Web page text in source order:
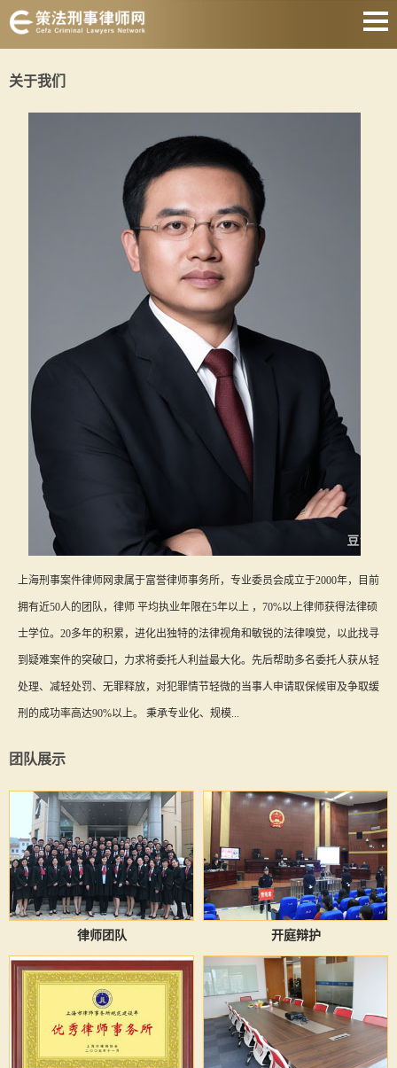
著名刑事律师
刑事律师收费
静安刑事律师
关于我们
关于我们
上海刑事案件律师网隶属于富誉律师事务所，专业委员会成立于2000年，目前
拥有近50人的团队，律师 平均执业年限在5年以上 ，70%以上律师获得法律硕
士学位。20多年的积累，进化出独特的法律视角和敏锐的法律嗅觉，以此找寻
到疑难案件的突破口，力求将委托人利益最大化。先后帮助多名委托人获从轻
处理、减轻处罚、无罪释放，对犯罪情节轻微的当事人申请取保候审及争取缓
刑的成功率高达90%以上。 秉承专业化、规模...
团队展示
律师团队 开庭辩护